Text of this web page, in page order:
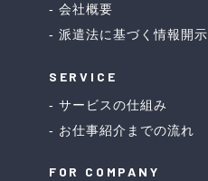
会社概要
派遣法に基づく情報開示
SERVICE
サービスの仕組み
お仕事紹介までの流れ
FOR COMPANY